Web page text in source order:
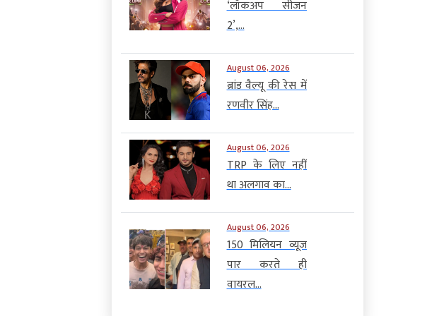
‘लॉकअप सीजन
2’,...
August 06, 2026
ब्रांड वैल्यू की रेस में
रणवीर सिंह...
August 06, 2026
TRP के लिए नहीं
था अलगाव का...
August 06, 2026
150 मिलियन व्यूज
पार करते ही
वायरल...